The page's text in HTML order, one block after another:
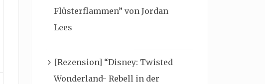
Flüsterflammen” von Jordan
Lees
[Rezension] “Disney: Twisted
Wonderland- Rebell in der